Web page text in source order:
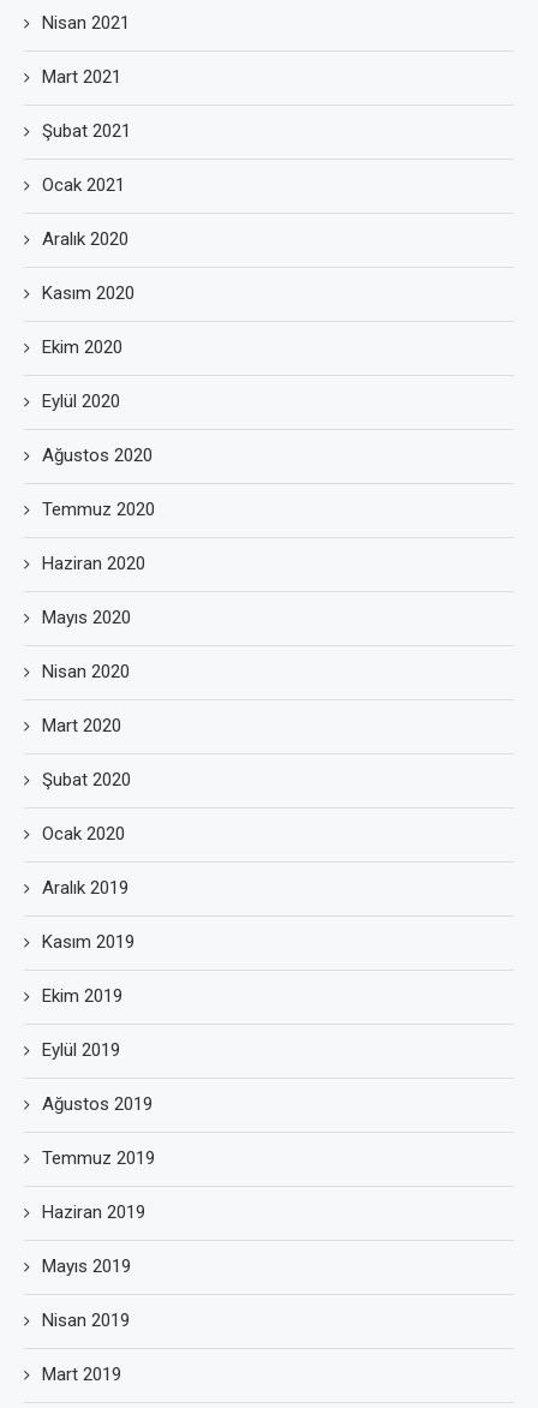
Nisan 2021
Mart 2021
Şubat 2021
Ocak 2021
Aralık 2020
Kasım 2020
Ekim 2020
Eylül 2020
Ağustos 2020
Temmuz 2020
Haziran 2020
Mayıs 2020
Nisan 2020
Mart 2020
Şubat 2020
Ocak 2020
Aralık 2019
Kasım 2019
Ekim 2019
Eylül 2019
Ağustos 2019
Temmuz 2019
Haziran 2019
Mayıs 2019
Nisan 2019
Mart 2019